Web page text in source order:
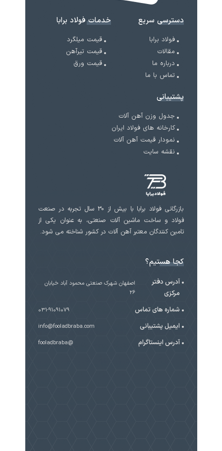
دسترسی سریع
فولاد برابا
مقالات
درباره ما
تماس با ما
خدمات فولاد برابا
قیمت میلگرد
قیمت تیرآهن
قیمت ورق
پشتیبانی
جدول وزن آهن آلات
کارخانه های فولاد ایران
نمودار قیمت آهن آلات
نقشه سایت
بازرگانی فولاد برابا با بیش از 30 سال تجربه در صنعت
فولاد و ساخت ماشین آلات صنعتی، به عنوان یکی از
تامین کنندگان معتبر آهن آلات در کشور شناخته می شود.
کجا هستیم؟
آدرس دفتر
مرکزی
اصفهان شهرک صنعتی محمود آباد خیابان
۲۶
شماره های تماس 031-91091079
ایمیل پشتیبانی info@fooladbraba.com
آدرس اینستاگرام @fooladbraba